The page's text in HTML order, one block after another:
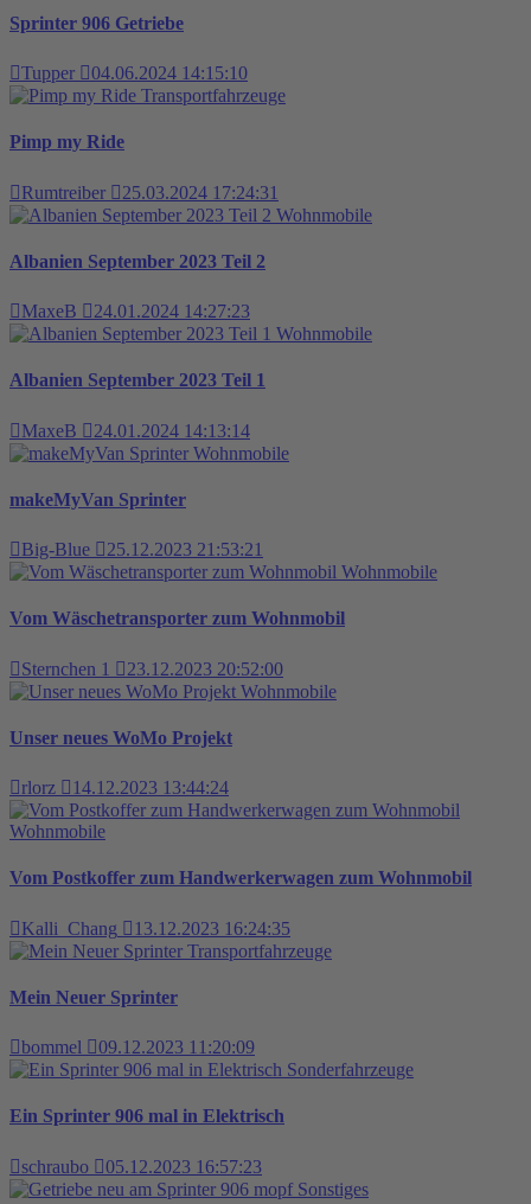
Sprinter 906 Getriebe
Tupper
04.06.2024 14:15:10
Transportfahrzeuge
Pimp my Ride
Rumtreiber
25.03.2024 17:24:31
Wohnmobile
Albanien September 2023 Teil 2
MaxeB
24.01.2024 14:27:23
Wohnmobile
Albanien September 2023 Teil 1
MaxeB
24.01.2024 14:13:14
Wohnmobile
makeMyVan Sprinter
Big-Blue
25.12.2023 21:53:21
Wohnmobile
Vom Wäschetransporter zum Wohnmobil
Sternchen 1
23.12.2023 20:52:00
Wohnmobile
Unser neues WoMo Projekt
rlorz 14.12.2023 13:44:24
Wohnmobile
Vom Postkoffer zum Handwerkerwagen zum Wohnmobil
Kalli_Chang
13.12.2023 16:24:35
Transportfahrzeuge
Mein Neuer Sprinter
bommel
09.12.2023 11:20:09
Sonderfahrzeuge
Ein Sprinter 906 mal in Elektrisch
schraubo
05.12.2023 16:57:23
Sonstiges